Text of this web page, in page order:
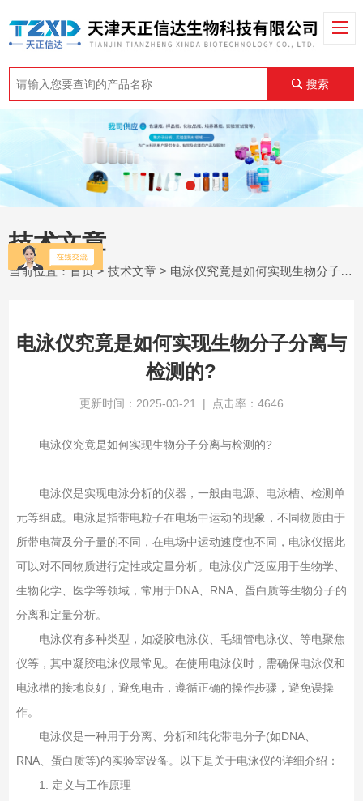
搜索
技术文章
当前位置：首页>技术文章 > 电泳仪究竟是如何实现生物分子分离与检测的?
电泳仪究竟是如何实现生物分子分离与
检测的?
更新时间：2025-03-21 | 点击率：4646
电泳仪究竟是如何实现生物分子分离与检测的?
电泳仪是实现电泳分析的仪器，一般由电源、电泳槽、检测单
元等组成。电泳是指带电粒子在电场中运动的现象，不同物质由于
所带电荷及分子量的不同，在电场中运动速度也不同，电泳仪据此
可以对不同物质进行定性或定量分析。电泳仪广泛应用于生物学、
生物化学、医学等领域，常用于DNA、RNA、蛋白质等生物分子的
分离和定量分析。
电泳仪有多种类型，如凝胶电泳仪、毛细管电泳仪、等电聚焦
仪等，其中凝胶电泳仪最常见。在使用电泳仪时，需确保电泳仪和
电泳槽的接地良好，避免电击，遵循正确的操作步骤，避免误操
作。
电泳仪是一种用于分离、分析和纯化带电分子(如DNA、
RNA、蛋白质等)的实验室设备。以下是关于电泳仪的详细介绍：
1. ‌定义与工作原理‌